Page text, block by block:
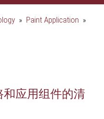
» Paint Application »
应用组件的清